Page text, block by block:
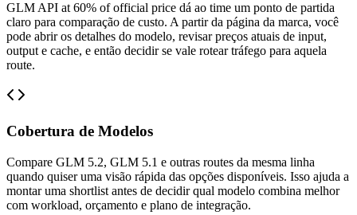
GLM API at 60% of official price dá ao time um ponto de partida
claro para comparação de custo. A partir da página da marca, você
pode abrir os detalhes do modelo, revisar preços atuais de input,
output e cache, e então decidir se vale rotear tráfego para aquela
route.
Cobertura de Modelos
Compare GLM 5.2, GLM 5.1 e outras routes da mesma linha
quando quiser uma visão rápida das opções disponíveis. Isso ajuda a
montar uma shortlist antes de decidir qual modelo combina melhor
com workload, orçamento e plano de integração.